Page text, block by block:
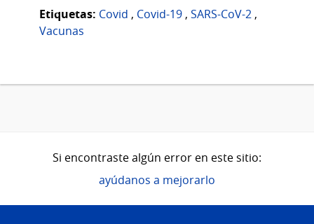
Etiquetas: Covid , Covid-19 , SARS-CoV-2 ,
Vacunas
Si encontraste algún error en este sitio:
ayúdanos a mejorarlo